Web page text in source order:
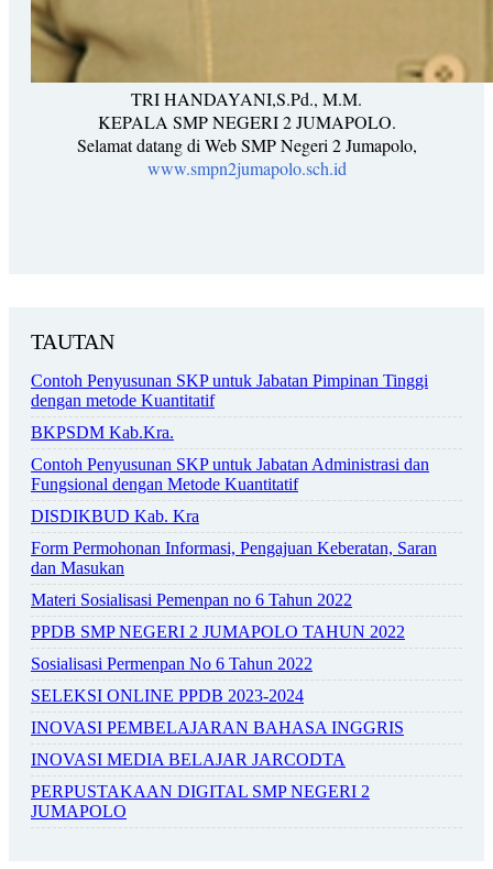
TRI HANDAYANI,S.Pd., M.M.
KEPALA SMP NEGERI 2 JUMAPOLO.
Selamat datang di Web SMP Negeri 2 Jumapolo,
www.smpn2jumapolo.sch.id
TAUTAN
Contoh Penyusunan SKP untuk Jabatan Pimpinan Tinggi
dengan metode Kuantitatif
BKPSDM Kab.Kra.
Contoh Penyusunan SKP untuk Jabatan Administrasi dan
Fungsional dengan Metode Kuantitatif
DISDIKBUD Kab. Kra
Form Permohonan Informasi, Pengajuan Keberatan, Saran
dan Masukan
Materi Sosialisasi Pemenpan no 6 Tahun 2022
PPDB SMP NEGERI 2 JUMAPOLO TAHUN 2022
Sosialisasi Permenpan No 6 Tahun 2022
SELEKSI ONLINE PPDB 2023-2024
INOVASI PEMBELAJARAN BAHASA INGGRIS
INOVASI MEDIA BELAJAR JARCODTA
PERPUSTAKAAN DIGITAL SMP NEGERI 2
JUMAPOLO